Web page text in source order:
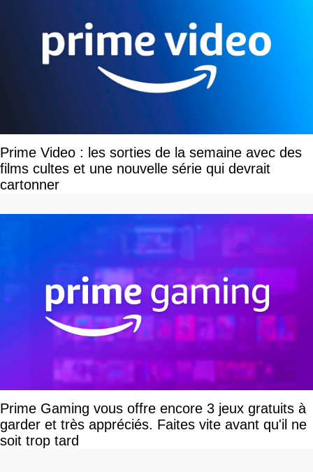
Prime Video : les sorties de la semaine avec des
films cultes et une nouvelle série qui devrait
cartonner
Prime Gaming vous offre encore 3 jeux gratuits à
garder et très appréciés. Faites vite avant qu'il ne
soit trop tard